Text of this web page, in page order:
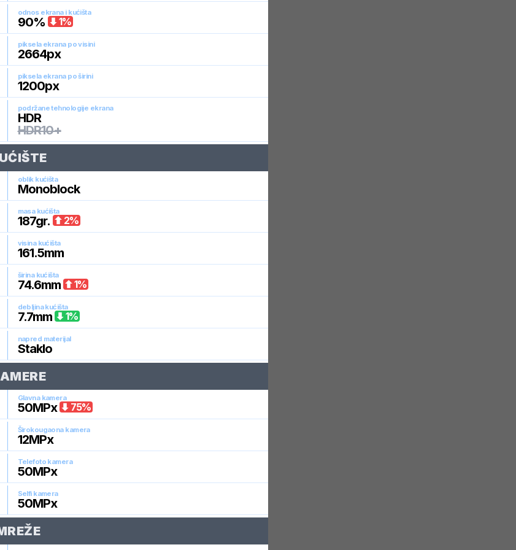
odnos ekrana i kućišta
90% 1%
piksela ekrana po visini
2664px
piksela ekrana po širini
1200px
podržane tehnologije ekrana
HDR
HDR10+
oblik kućišta
Monoblock
masa kućišta
187gr. 2%
visina kućišta
161.5mm
širina kućišta
74.6mm 1%
debljina kućišta
7.7mm 1%
napred materijal
Staklo
Glavna kamera
50MPx 75%
Širokougaona kamera
12MPx
Telefoto kamera
50MPx
Selfi kamera
50MPx